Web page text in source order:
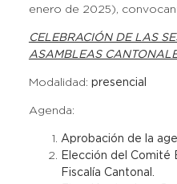
enero de 2025), convocan:
CELEBRACIÓN DE LAS
ASAMBLEAS
Modalidad: presencial
Agenda:
Aprobación de la
Elección del Comité
Fiscalía Cantonal.